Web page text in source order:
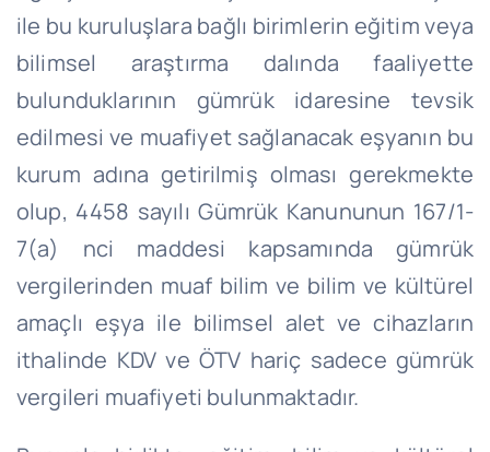
ile bu kuruluşlara bağlı birimlerin eğitim veya
bilimsel araştırma dalında faaliyette
bulunduklarının gümrük idaresine tevsik
edilmesi ve muafiyet sağlanacak eşyanın bu
kurum adına getirilmiş olması gerekmekte
olup, 4458 sayılı Gümrük Kanununun 167/1-
7(a) nci maddesi kapsamında gümrük
vergilerinden muaf bilim ve bilim ve kültürel
amaçlı eşya ile bilimsel alet ve cihazların
ithalinde KDV ve ÖTV hariç sadece gümrük
vergileri muafiyeti bulunmaktadır.